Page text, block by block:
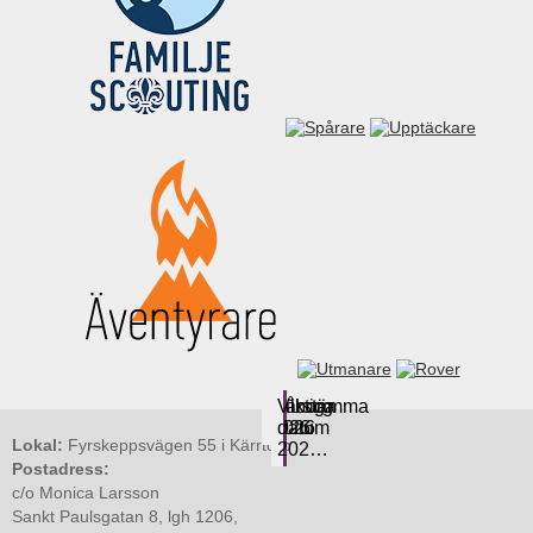
Valborg
2026
Kårstämma
2026
Viktiga
datum
202…
Lokal: Fyrskeppsvägen 55 i Kärrtorp
Postadress:
c/o Monica Larsson
Sankt Paulsgatan 8, lgh 1206,